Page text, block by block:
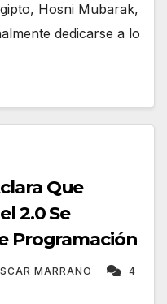
Hosni Mubarak,
dedicarse a lo
Que
2.0 Se
Programación
MARRANO 4